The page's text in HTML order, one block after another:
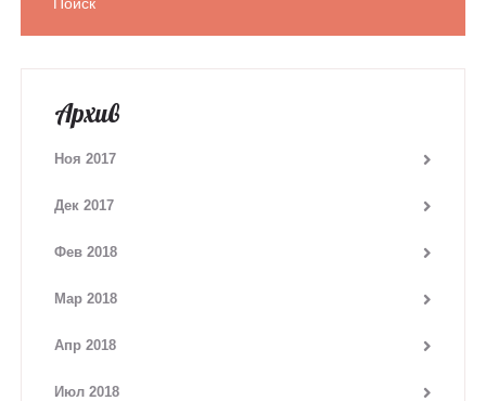
Архив
Ноя 2017
Дек 2017
Фев 2018
Мар 2018
Апр 2018
Июл 2018